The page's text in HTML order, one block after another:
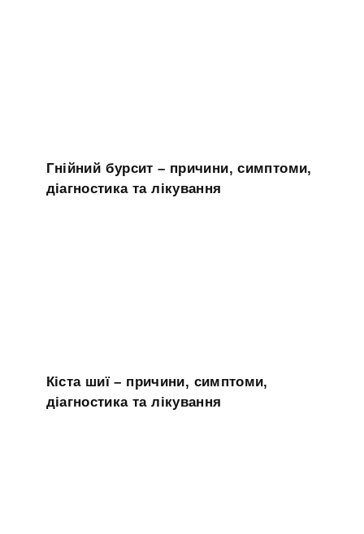
Гнійний бурсит – причини, симптоми,
діагностика та лікування
Кіста шиї – причини, симптоми,
діагностика та лікування